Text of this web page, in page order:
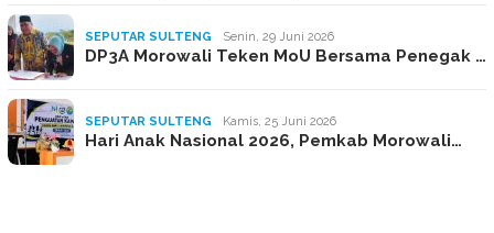
SEPUTAR SULTENG Senin, 29 Juni 2026
DP3A Morowali Teken MoU Bersama Penegak …
SEPUTAR SULTENG Kamis, 25 Juni 2026
Hari Anak Nasional 2026, Pemkab Morowali…